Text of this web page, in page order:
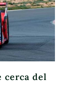
cerca del